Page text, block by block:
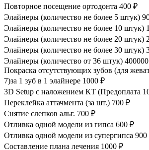
Повторное посещение ортодонта 400 ₽
Элайнеры (количество не более 5 штук)
Элайнеры (количество не более 10 штук)
Элайнеры (количество не более 20 штук)
Элайнеры (количество не более 30 штук)
Элайнеры (количество от 36 штук)
Покраска отсутствующих зубов (для
7)за 1 зуб в 1 элайнере 1000 ₽
3D Setup с наложением КТ (Предоплата
Переклейка аттачмента (за шт.) 700 ₽
Снятие слепков альг. 700 ₽
Отливка одной модели из гипса 600 ₽
Отливка одной модели из супергипса 900
Составление плана лечения 1000 ₽